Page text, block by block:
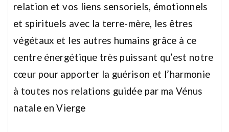
relation et vos liens sensoriels, émotionnels
et spirituels avec la terre-mère, les êtres
végétaux et les autres humains grâce à ce
centre énergétique très puissant qu’est notre
cœur pour apporter la guérison et l’harmonie
à toutes nos relations guidée par ma Vénus
natale en Vierge